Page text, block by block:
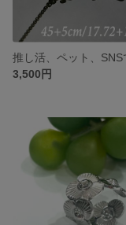
3,500円